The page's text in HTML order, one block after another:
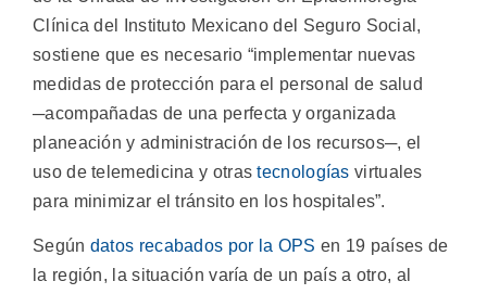
Clínica del Instituto Mexicano del Seguro Social,
sostiene que es necesario “implementar nuevas
medidas de protección para el personal de salud
─acompañadas de una perfecta y organizada
planeación y administración de los recursos─, el
uso de telemedicina y otrastecnologías virtuales
para minimizar el tránsito en los hospitales”.
Según datos recabados por la OPS en 19 países de
la región, la situación varía de un país a otro, al